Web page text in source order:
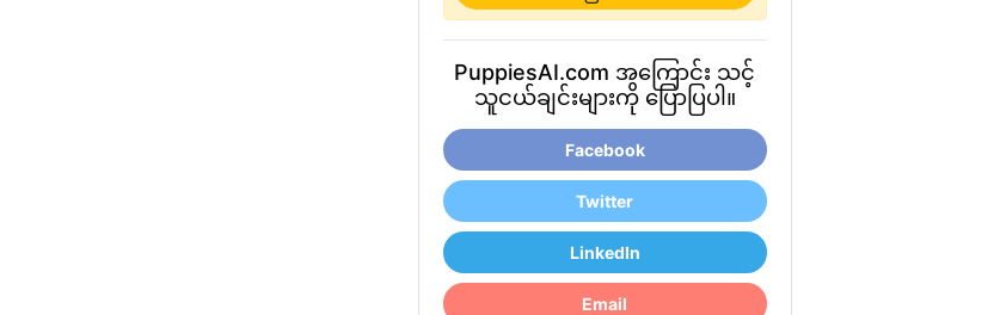
PuppiesAI.com အကြောင်း သင့်
သူငယ်ချင်းများကို ပြောပြပါ။
Facebook
Twitter
LinkedIn
Email